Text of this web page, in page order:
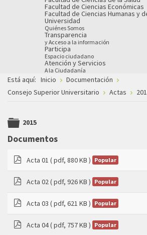
Facultad de Ciencias Económicas
Facultad de Ciencias Humanas y
Universidad
Quiénes Somos
Transparencia
y Acceso a la información
Participa
Espacio ciudadano
Atención y Servicios
A la Ciudadanía
Está aquí: Inicio
Documentación
Consejo Superior Universitario
Actas
folder
2015
Documentos
Acta 01 ( pdf, 880 KB ) Popular
Acta 02( pdf, 926 KB ) Popular
Acta 03 ( pdf, 621 KB ) Popular
Acta 04( pdf, 757 KB ) Popular